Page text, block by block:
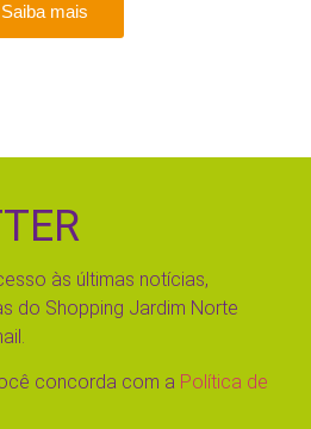
Saiba mais
às últimas notícias,
do Shopping Jardim Norte
concorda com a Política de